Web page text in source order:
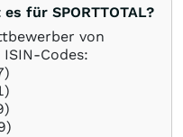
für SPORTTOTAL?
von
ISIN-Codes: